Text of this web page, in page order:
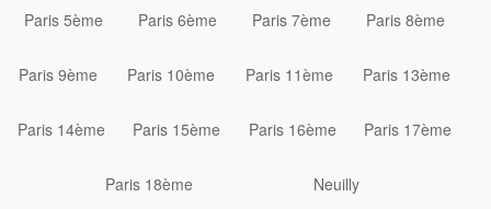
Paris 5ème Paris 6ème Paris 7ème Paris 8ème
Paris 9ème Paris 10ème Paris 11ème Paris 13ème
Paris 14ème Paris 15ème Paris 16ème Paris 17ème
Paris 18ème Neuilly